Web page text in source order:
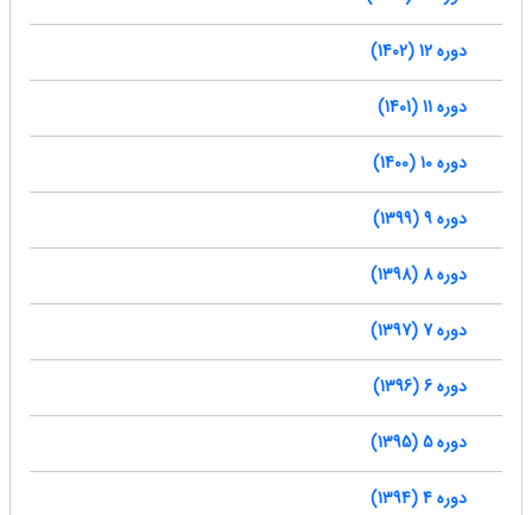
دوره 12 (1402)
دوره 11 (1401)
دوره 10 (1400)
دوره 9 (1399)
دوره 8 (1398)
دوره 7 (1397)
دوره 6 (1396)
دوره 5 (1395)
دوره 4 (1394)